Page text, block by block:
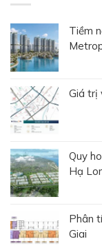
Tiềm
Giá trị
Quy
Hạ
Phân
Giai